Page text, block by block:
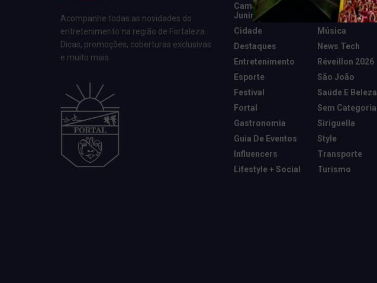
Acompanhe todas as novidades do
entretenimento na região de Fortaleza.
Dicas, promoções, coberturas exclusivas
e muito mais.
Camarote Vip
Junino
Cidade
Destaques
Entretenimento
Esporte
Festival
Fortal
Gastronomia
Guia De Eventos
Influencers
Lifestyle + Social
Marketing E
Negócios
Música
News Tech
Réveillon 2026
São João
Saúde E Beleza
Sem Categoria
Siriguella
Style
Transporte
Turismo